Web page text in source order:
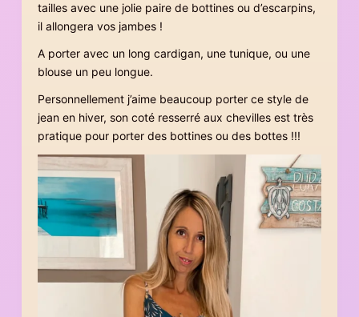
tailles avec une jolie paire de bottines ou d’escarpins,
il allongera vos jambes !
A porter avec un long cardigan, une tunique, ou une
blouse un peu longue.
Personnellement j’aime beaucoup porter ce style de
jean en hiver, son coté resserré aux chevilles est très
pratique pour porter des bottines ou des bottes !!!